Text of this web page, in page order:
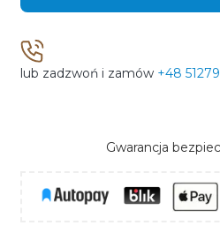
lub zadzwoń i zamów +48
Gwarancja